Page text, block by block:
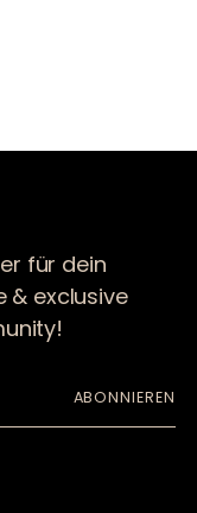
für dein
& exclusive
ABONNIEREN